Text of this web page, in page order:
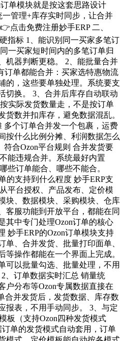
单模块就是按这套思路设计
管理+库存实时同步，让合并
点击免费注册妙手ERP 二、
指标 1、能识别同一买家多笔订
一买家短时间内的多笔订单归
机器判断更稳。 2、能批量合并
订单都能合并：买家选特惠物流
的，这些要单独处理。系统要支
切换。 3、合并后库存自动联动
实际发货数量走，不是按订单
货数并扣库存，避免数据混乱。
多个订单合并发一个包裹，运费
按什么比例分摊、利润数据怎么
合Ozon平台规则 合并发货要
能违规合并。系统最好内置
些订单能合、哪些不能合。
的支持到什么程度 妙手ERP支
平台授权、产品发布、定价模
块、数据模块、采购模块、仓库
客服功能到开放平台，都能在同
其中专门处理Ozon订单的核心
妙手ERP的Ozon订单模块支持
单、合并发货、批量打印面单、
等操作都能在一个界面上完成。
可以批量勾选、批量处理，不用
、订单数据实时汇总 销量统
户分布等Ozon专属数据直接在
合并发货后，发货数据、库存数
报表，不用手动同步。 3、与定
板（支持Ozon四种发货模式
订单的发货模式自动套用，订单